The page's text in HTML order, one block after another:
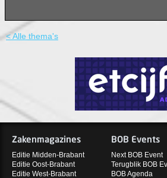
< Alle thema's
Zakenmagazines
Editie Midden-Brabant
Editie Oost-Brabant
Editie West-Brabant
BOB Events
Next BOB Event
Terugblik BOB
BOB Agenda